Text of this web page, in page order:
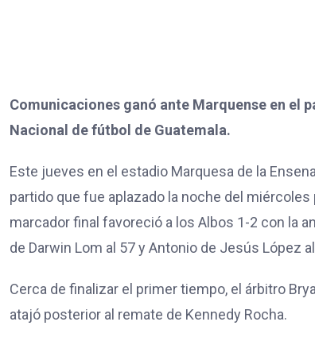
Comunicaciones ganó ante Marquense en el
Nacional de fútbol de Guatemala.
Este jueves en el estadio Marquesa de la
partido que fue aplazado la noche del
marcador final favoreció a los Albos 1-2 con la
de Darwin Lom al 57 y Antonio de Jesús López
Cerca de finalizar el primer tiempo, el árbitro
atajó posterior al remate de Kennedy Rocha.